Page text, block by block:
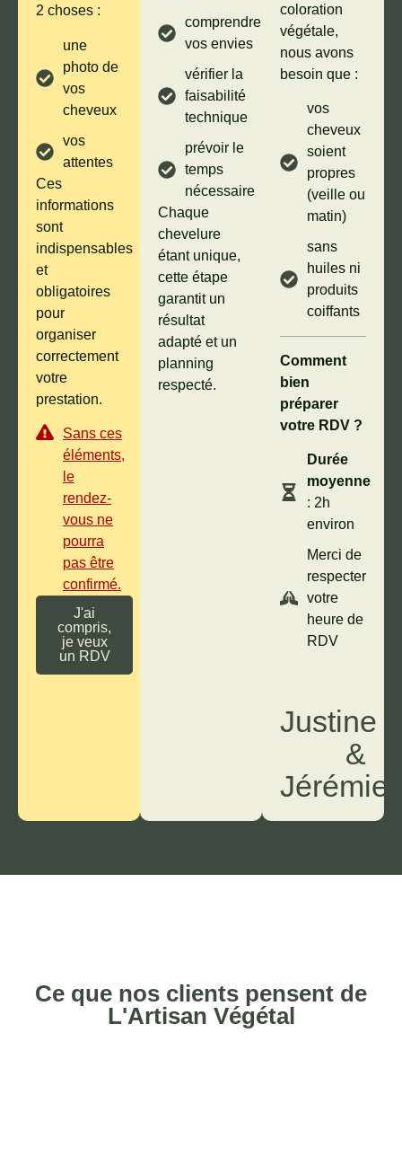
2 choses :
une
photo de
vos
cheveux
vos
attentes
Ces
informations
sont
indispensables
et
obligatoires
pour
organiser
correctement
votre
prestation.
Sans ces
éléments,
le
rendez-
vous ne
pourra
pas être
confirmé.
J'ai
compris,
je veux
un RDV
comprendre
vos envies
vérifier la
faisabilité
technique
prévoir le
temps
nécessaire
Chaque
chevelure
étant unique,
cette étape
garantit un
résultat
adapté et un
planning
respecté.
coloration
végétale,
nous avons
besoin que :
vos
cheveux
soient
propres
(veille ou
matin)
sans
huiles ni
produits
coiffants
Comment
bien
préparer
votre RDV ?
Durée
moyenne
: 2h
environ
Merci de
respecter
votre
heure de
RDV
Justine
&
Jérémie
Ce que nos clients pensent de
L'Artisan Végétal